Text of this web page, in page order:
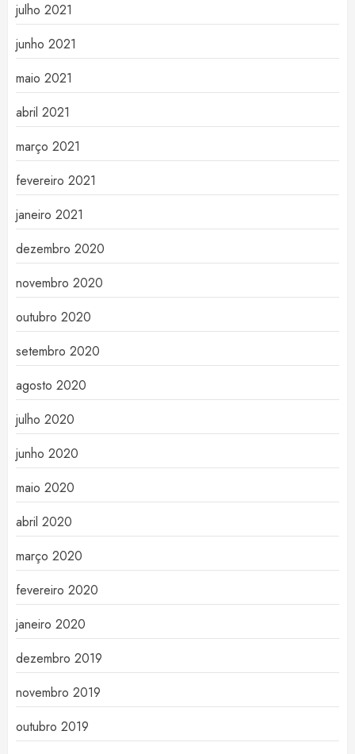
julho 2021
junho 2021
maio 2021
abril 2021
março 2021
fevereiro 2021
janeiro 2021
dezembro 2020
novembro 2020
outubro 2020
setembro 2020
agosto 2020
julho 2020
junho 2020
maio 2020
abril 2020
março 2020
fevereiro 2020
janeiro 2020
dezembro 2019
novembro 2019
outubro 2019